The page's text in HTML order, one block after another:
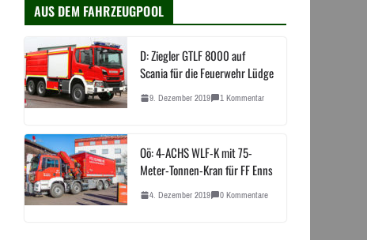
AUS DEM FAHRZEUGPOOL
D: Ziegler GTLF 8000 auf
Scania für die Feuerwehr Lüdge
9. Dezember 2019 1 Kommentar
Oö: 4-ACHS WLF-K mit 75-
Meter-Tonnen-Kran für FF Enns
4. Dezember 2019 0 Kommentare